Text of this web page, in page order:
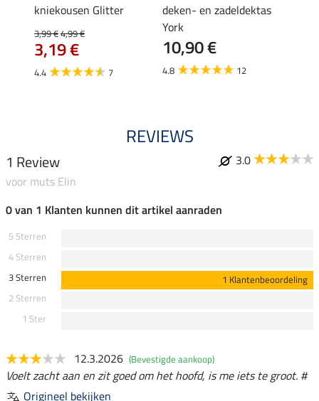
kniekousen Glitter
3,99 €4,99 €
3,19 €
4.4 7
deken- en zadeldektas
York
10,90 €
4.8 12
REVIEWS
1 Review
3.0
voor muts Elin
0 van 1 Klanten kunnen dit artikel aanraden
5 Sterren
4 Sterren
3 Sterren
1 Klantenbeoordeling
2 Sterren
1 Ster
12.3.2026 (Bevestigde aankoop)
Voelt zacht aan en zit goed om het hoofd, is me iets te groot. #
Origineel bekijken